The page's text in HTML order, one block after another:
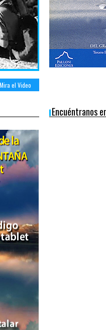
Mira el Video
Encuéntranos